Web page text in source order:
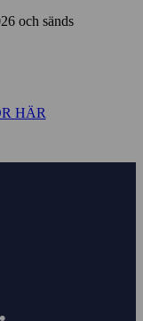
och sänds
HÄR